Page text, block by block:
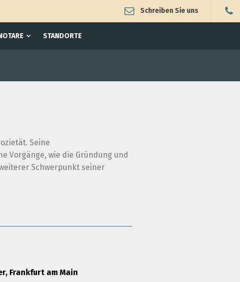
Schreiben Sie uns
STANDORTE
Seine
Vorgänge, wie die Gründung und
Schwerpunkt seiner
Frankfurt am Main